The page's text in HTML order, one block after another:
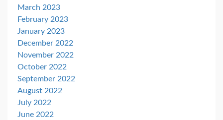
March 2023
February 2023
January 2023
December 2022
November 2022
October 2022
September 2022
August 2022
July 2022
June 2022